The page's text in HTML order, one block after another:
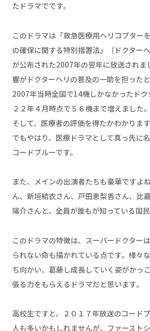
たドラマでです。
このドラマは「救急医療用ヘリコプター
の確保に関する特別措置法」（ドクターヘ
が公布された2007年の翌年に放送されま
響がドクターヘリの普及の一助を担ったと
2007年当時全国で14機しかなかったドク
２２年４月時点で５６機まで増えました
そして、医療者の評価を得たかわかりま
でもやはり、医療ドラマとして真っ先に
コードブルーです。
また、メインの出演者たちも豪華ですよ
ん、新垣結衣さん、戸田恵梨香さん、比
陽介さんと、全員が誰もが知っている国民
このドラマの特徴は、スーパードクター
られない命も描かれている点です。様々
ち向かい、葛藤し成長していく姿がかっ
張る力をもらえるドラマだと思います。
高校生ですと、２０１７年放送のコード
人も多いかもしれませんが、ファースト